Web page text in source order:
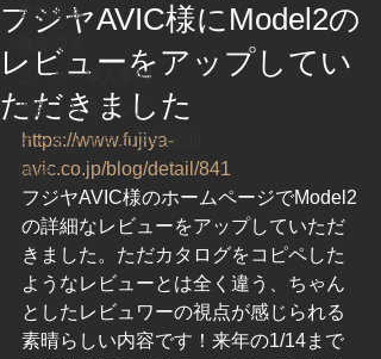
業務連絡
機器開発
ユーザー導入事例
機器メンテナンス
オーディオマニア宅訪問
雑感
フジヤAVIC様にModel2の
レビューをアップしてい
ただきました
https://www.fujiya-
avic.co.jp/blog/detail/841
フジヤAVIC様のホームページでModel2
の詳細なレビューをアップしていただ
きました。ただカタログをコピペした
ようなレビューとは全く違う、ちゃん
としたレビュワーの視点が感じられる
素晴らしい内容です！来年の1/14まで